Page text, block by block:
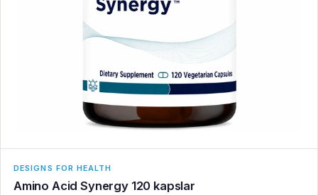
DESIGNS FOR HEALTH
Amino Acid Synergy 120 kapslar